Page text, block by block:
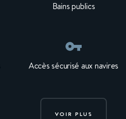
Bains publics
Accès sécurisé aux navires
VOIR PLUS